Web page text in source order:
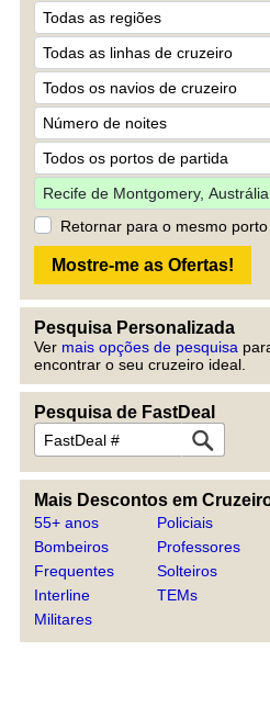
Retornar para o mesmo porto
Pesquisa Personalizada
Ver mais opções de pesquisa
encontrar o seu cruzeiro ideal.
Pesquisa de FastDeal
Mais Descontos em
55+ anos
Bombeiros
Frequentes
Interline
Militares
Policiais
Professores
Solteiros
TEMs